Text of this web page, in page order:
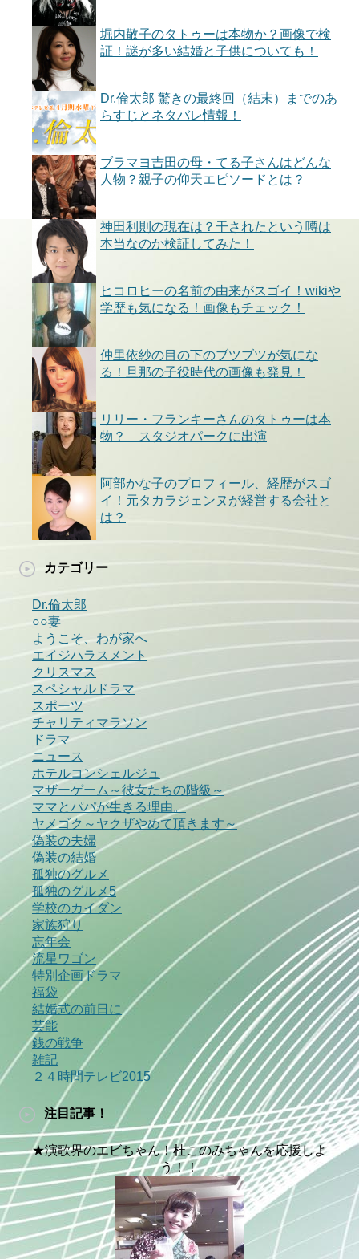
堀内敬子のタトゥーは本物か？画像で検
証！謎が多い結婚と子供についても！
Dr.倫太郎 驚きの最終回（結末）までのあ
らすじとネタバレ情報！
ブラマヨ吉田の母・てる子さんはどんな
人物？親子の仰天エピソードとは？
神田利則の現在は？干されたという噂は
本当なのか検証してみた！
ヒコロヒーの名前の由来がスゴイ！wikiや
学歴も気になる！画像もチェック！
仲里依紗の目の下のブツブツが気にな
る！旦那の子役時代の画像も発見！
リリー・フランキーさんのタトゥーは本
物？ スタジオパークに出演
阿部かな子のプロフィール、経歴がスゴ
イ！元タカラジェンヌが経営する会社と
は？
カテゴリー
Dr.倫太郎
○○妻
ようこそ、わが家へ
エイジハラスメント
クリスマス
スペシャルドラマ
スポーツ
チャリティマラソン
ドラマ
ニュース
ホテルコンシェルジュ
マザーゲーム～彼女たちの階級～
ママとパパが生きる理由。
ヤメゴク～ヤクザやめて頂きます～
偽装の夫婦
偽装の結婚
孤独のグルメ
孤独のグルメ5
学校のカイダン
家族狩り
忘年会
流星ワゴン
特別企画ドラマ
福袋
結婚式の前日に
芸能
銭の戦争
雑記
２４時間テレビ2015
注目記事！
★演歌界のエビちゃん！杜このみちゃんを応援しよ
う！！